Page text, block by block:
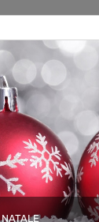
NATALE